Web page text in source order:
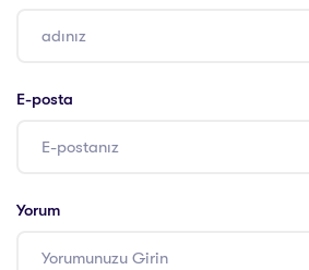
E-posta
Yorum